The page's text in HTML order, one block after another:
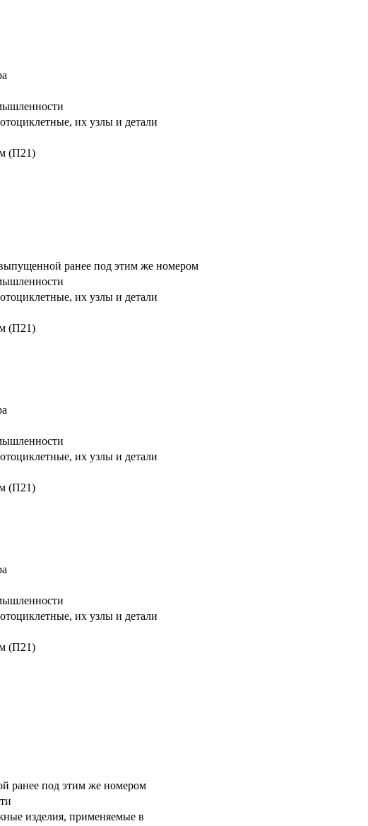
их узлы и детали
(П21)
ранее под этим же номером
их узлы и детали
(П21)
их узлы и детали
(П21)
их узлы и детали
(П21)
ранее под этим же номером
изделия, применяемые в